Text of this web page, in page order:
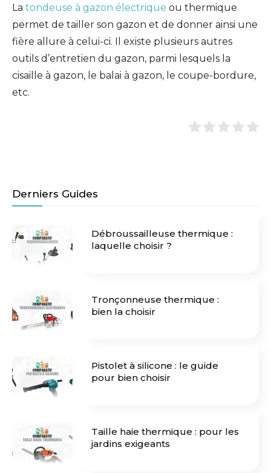
La tondeuse à gazon électrique ou thermique
permet de tailler son gazon et de donner ainsi une
fière allure à celui-ci. Il existe plusieurs autres
outils d’entretien du gazon, parmi lesquels la
cisaille à gazon, le balai à gazon, le coupe-bordure,
etc.
Derniers Guides
Débroussailleuse thermique :
laquelle choisir ?
Tronçonneuse thermique :
bien la choisir
Pistolet à silicone : le guide
pour bien choisir
Taille haie thermique : pour les
jardins exigeants